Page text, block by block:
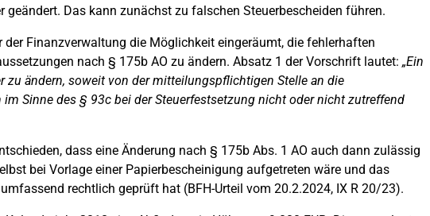
geändert. Das kann zunächst zu falschen Steuerbescheiden führen.
der Finanzverwaltung die Möglichkeit eingeräumt, die fehlerhaften
nach § 175b AO zu ändern. Absatz 1 der Vorschrift lautet: „Ein
zu ändern, soweit von der mitteilungspflichtigen Stelle an die
Sinne des § 93c bei der Steuerfestsetzung nicht oder nicht zutreffend
dass eine Änderung nach § 175b Abs. 1 AO auch dann zulässig
bei Vorlage einer Papierbescheinigung aufgetreten wäre und das
rechtlich geprüft hat (BFH-Urteil vom 20.2.2024, IX R 20/23).